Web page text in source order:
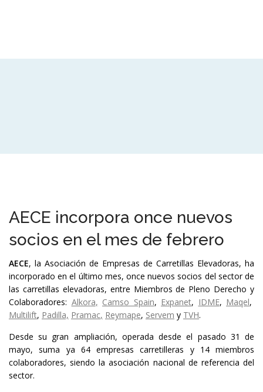
AECE incorpora once nuevos
socios en el mes de febrero
AECE, la Asociación de Empresas de Carretillas Elevadoras, ha
incorporado en el último mes, once nuevos socios del sector de
las carretillas elevadoras, entre Miembros de Pleno Derecho y
Colaboradores: Alkora, Camso Spain, Expanet, IDME, Maqel,
Multilift, Padilla, Pramac, Reymape, Servem y TVH.
Desde su gran ampliación, operada desde el pasado 31 de
mayo, suma ya 64 empresas carretilleras y 14 miembros
colaboradores, siendo la asociación nacional de referencia del
sector.